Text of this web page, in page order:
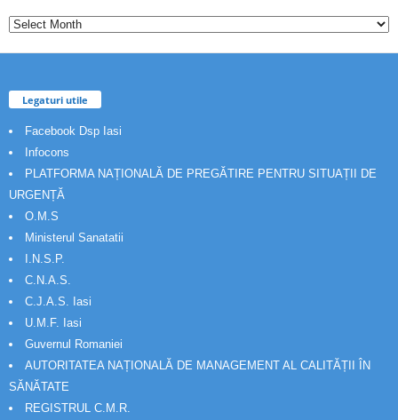
Legaturi utile
Facebook Dsp Iasi
Infocons
PLATFORMA NAȚIONALĂ DE PREGĂTIRE PENTRU SITUAȚII DE
URGENȚĂ
O.M.S
Ministerul Sanatatii
I.N.S.P.
C.N.A.S.
C.J.A.S. Iasi
U.M.F. Iasi
Guvernul Romaniei
AUTORITATEA NAȚIONALĂ DE MANAGEMENT AL CALITĂȚII ÎN
SĂNĂTATE
REGISTRUL C.M.R.